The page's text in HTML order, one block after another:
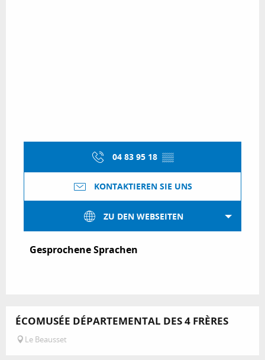
04 83 95 18 ▒▒
KONTAKTIEREN SIE UNS
ZU DEN WEBSEITEN
Gesprochene Sprachen
Gesprochene Sprachen
ÉCOMUSÉE DÉPARTEMENTAL DES 4 FRÈRES
Le Beausset